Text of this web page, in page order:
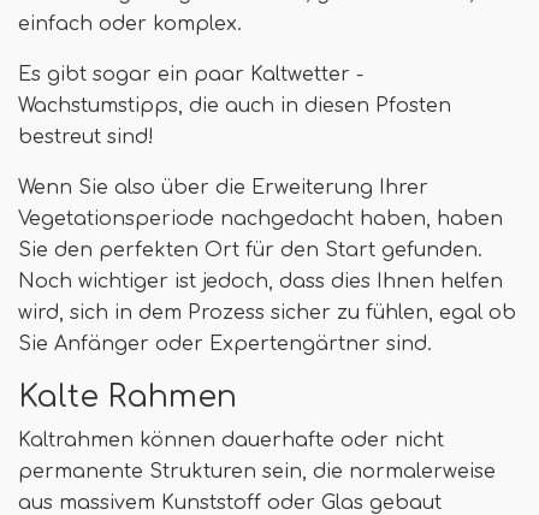
einfach oder komplex.
Es gibt sogar ein paar Kaltwetter -
Wachstumstipps, die auch in diesen Pfosten
bestreut sind!
Wenn Sie also über die Erweiterung Ihrer
Vegetationsperiode nachgedacht haben, haben
Sie den perfekten Ort für den Start gefunden.
Noch wichtiger ist jedoch, dass dies Ihnen helfen
wird, sich in dem Prozess sicher zu fühlen, egal ob
Sie Anfänger oder Expertengärtner sind.
Kalte Rahmen
Kaltrahmen können dauerhafte oder nicht
permanente Strukturen sein, die normalerweise
aus massivem Kunststoff oder Glas gebaut